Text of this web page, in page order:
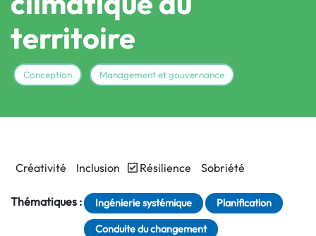
territoire
Conception Management et gouvernance
Créativité Inclusion Résilience Sobriété
Thématiques : Ingénierie systémique Planification
Conduite du changement